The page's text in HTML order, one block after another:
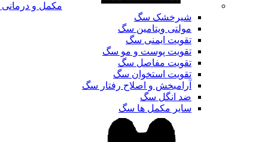
مکمل و
شیرخشک سگ
مولتی ویتامین سگ
تقویت ایمنی سگ
تقویت پوست و مو سگ
تقویت مفاصل سگ
تقویت استخوان سگ
آرامبخش و اصلاح رفتار سگ
ضد انگل سگ
سایر مکمل ها سگ